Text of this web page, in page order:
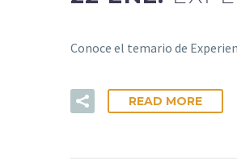
Conoce el temario de
READ MORE